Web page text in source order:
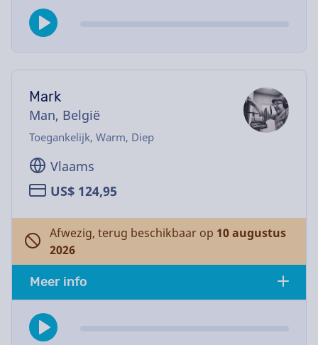
Mark
Man, België
Toegankelijk, Warm, Diep
Vlaams
US$ 124,95
Afwezig, terug beschikbaar op 10 augustus
2026
Meer info